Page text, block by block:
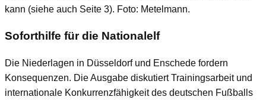
kann (siehe auch Seite 3). Foto: Metelmann.
Soforthilfe für die Nationalelf
Die Niederlagen in Düsseldorf und Enschede fordern
Konsequenzen. Die Ausgabe diskutiert Trainingsarbeit und
internationale Konkurrenzfähigkeit des deutschen Fußballs